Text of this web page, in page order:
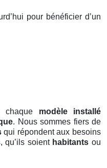
pour bénéficier d’un
chaque modèle installé
. Nous sommes fiers de
qui répondent aux besoins
, qu’ils soient habitants ou